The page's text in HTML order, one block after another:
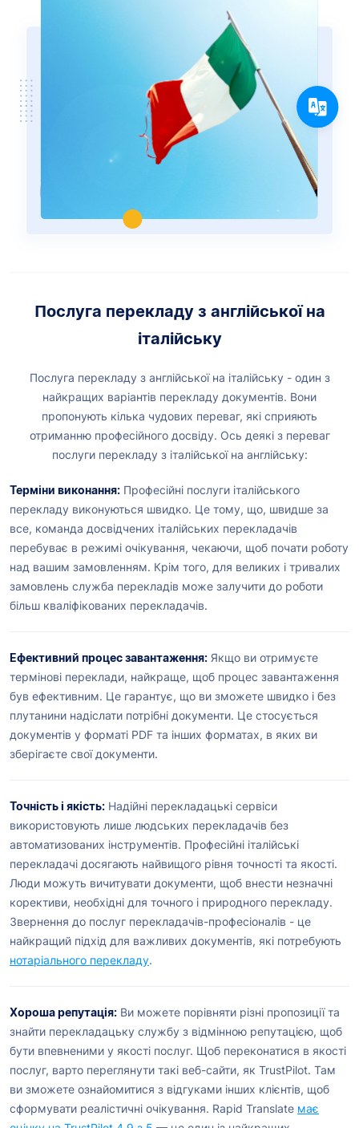
Послуга перекладу з англійської на
італійську
Послуга перекладу з англійської на італійську - один з
найкращих варіантів перекладу документів. Вони
пропонують кілька чудових переваг, які сприяють
отриманню професійного досвіду. Ось деякі з переваг
послуги перекладу з італійської на англійську:
Терміни виконання: Професійні послуги італійського
перекладу виконуються швидко. Це тому, що, швидше за
все, команда досвідчених італійських перекладачів
перебуває в режимі очікування, чекаючи, щоб почати роботу
над вашим замовленням. Крім того, для великих і тривалих
замовлень служба перекладів може залучити до роботи
більш кваліфікованих перекладачів.
Ефективний процес завантаження: Якщо ви отримуєте
термінові переклади, найкраще, щоб процес завантаження
був ефективним. Це гарантує, що ви зможете швидко і без
плутанини надіслати потрібні документи. Це стосується
документів у форматі PDF та інших форматах, в яких ви
зберігаєте свої документи.
Точність і якість: Надійні перекладацькі сервіси
використовують лише людських перекладачів без
автоматизованих інструментів. Професійні італійські
перекладачі досягають найвищого рівня точності та якості.
Люди можуть вичитувати документи, щоб внести незначні
корективи, необхідні для точного і природного перекладу.
Звернення до послуг перекладачів-професіоналів - це
найкращий підхід для важливих документів, які потребують
нотаріального перекладу.
Хороша репутація: Ви можете порівняти різні пропозиції та
знайти перекладацьку службу з відмінною репутацією, щоб
бути впевненими у якості послуг. Щоб переконатися в якості
послуг, варто переглянути такі веб-сайти, як TrustPilot. Там
ви зможете ознайомитися з відгуками інших клієнтів, щоб
сформувати реалістичні очікування. Rapid Translate має